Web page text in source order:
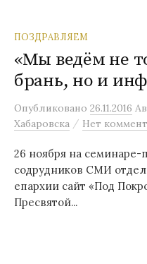
ПОЗДРАВЛЯЕМ
«Мы ведём не
брань, но и
Опубликовано 26.11.2016
Хабаровска / Нет
26 ноября на семинаре-
содрудников СМИ
епархии сайт «Под
Пресвятой...